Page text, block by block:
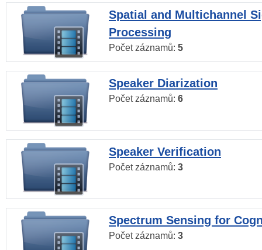
Spatial and Multichannel
Processing
Počet záznamů: 5
Speaker Diarization
Počet záznamů: 6
Speaker Verification
Počet záznamů: 3
Spectrum Sensing for
Počet záznamů: 3